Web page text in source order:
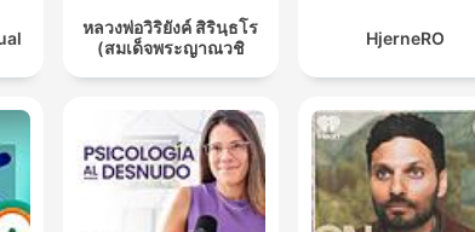
หลวงพ่อวิริยังค์ สิรินฺธโร
(สมเด็จพระญาณวชิ
HjerneRO